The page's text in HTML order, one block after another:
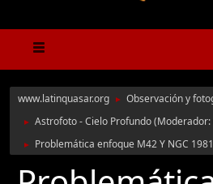
www.latinquasar.org ► Observación y
► Astrofoto - Cielo Profundo(Moderador:
► Problemática enfoque M42 Y NGC 1981